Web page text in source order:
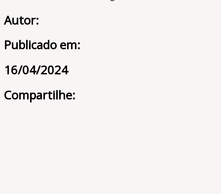
Autor:
Publicado em:
16/04/2024
Compartilhe: